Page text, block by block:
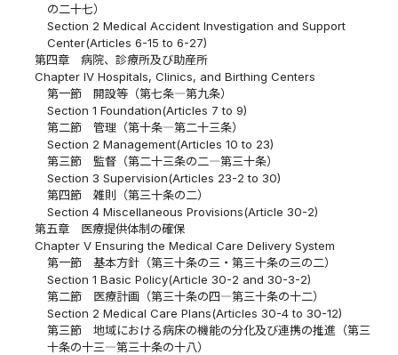
の二十七）
Section 2 Medical Accident Investigation and Support
Center(Articles 6-15 to 6-27)
第四章 病院、診療所及び助産所
Chapter IV Hospitals, Clinics, and Birthing Centers
第一節 開設等（第七条―第九条）
Section 1 Foundation(Articles 7 to 9)
第二節 管理（第十条―第二十三条）
Section 2 Management(Articles 10 to 23)
第三節 監督（第二十三条の二―第三十条）
Section 3 Supervision(Articles 23-2 to 30)
第四節 雑則（第三十条の二）
Section 4 Miscellaneous Provisions(Article 30-2)
第五章 医療提供体制の確保
Chapter V Ensuring the Medical Care Delivery System
第一節 基本方針（第三十条の三・第三十条の三の二）
Section 1 Basic Policy(Article 30-2 and 30-3-2)
第二節 医療計画（第三十条の四―第三十条の十二）
Section 2 Medical Care Plans(Articles 30-4 to 30-12)
第三節 地域における病床の機能の分化及び連携の推進（第三
十条の十三―第三十条の十八）